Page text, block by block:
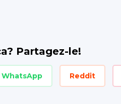
Partagez-le!
WhatsApp Reddit